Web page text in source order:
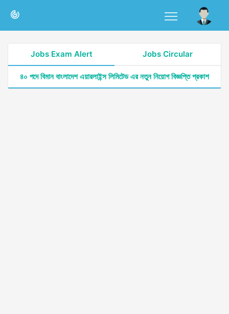
Jobs Exam Alert Jobs Circular
৪০ পদে বিমান বাংলাদেশ এয়ারলাইন্স লিমিটেড এর নতুন নিয়োগ বিজ্ঞপ্তি প্রকাশ